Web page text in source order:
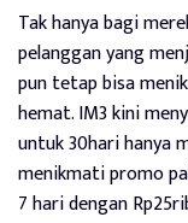
Tak hanya bagi
pelanggan yang
pun tetap bisa
hemat. IM3 kini
untuk 30hari hanya
menikmati promo
7 hari dengan